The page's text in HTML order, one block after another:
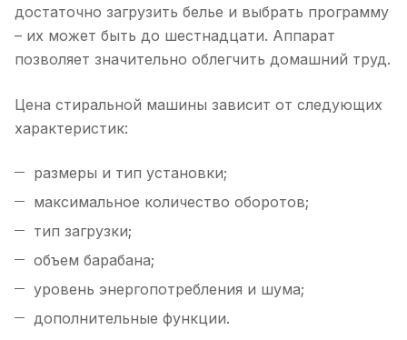
достаточно загрузить белье и выбрать программу
– их может быть до шестнадцати. Аппарат
позволяет значительно облегчить домашний труд.
Цена стиральной машины зависит от следующих
характеристик:
размеры и тип установки;
максимальное количество оборотов;
тип загрузки;
объем барабана;
уровень энергопотребления и шума;
дополнительные функции.